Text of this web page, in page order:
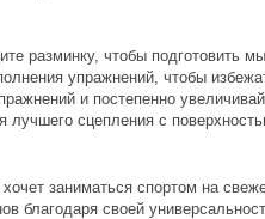
разминку, чтобы подготовить
упражнений, чтобы
и постепенно
сцепления с
заниматься спортом на
благодаря своей